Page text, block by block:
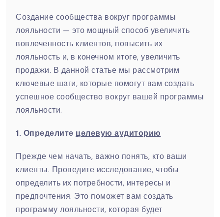
Создание сообщества вокруг программы
лояльности — это мощный способ увеличить
вовлеченность клиентов, повысить их
лояльность и, в конечном итоге, увеличить
продажи. В данной статье мы рассмотрим
ключевые шаги, которые помогут вам создать
успешное сообщество вокруг вашей программы
лояльности.
1. Определите целевую аудиторию
Прежде чем начать, важно понять, кто ваши
клиенты. Проведите исследование, чтобы
определить их потребности, интересы и
предпочтения. Это поможет вам создать
программу лояльности, которая будет